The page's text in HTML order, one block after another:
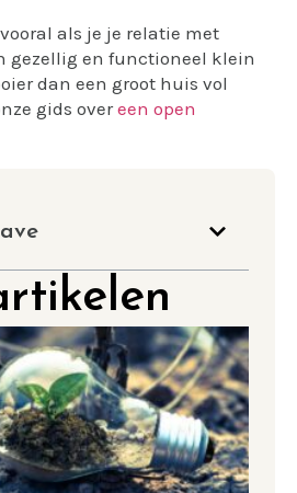
als je je relatie met
gezellig en functioneel klein
dan een groot huis vol
gids overeen open